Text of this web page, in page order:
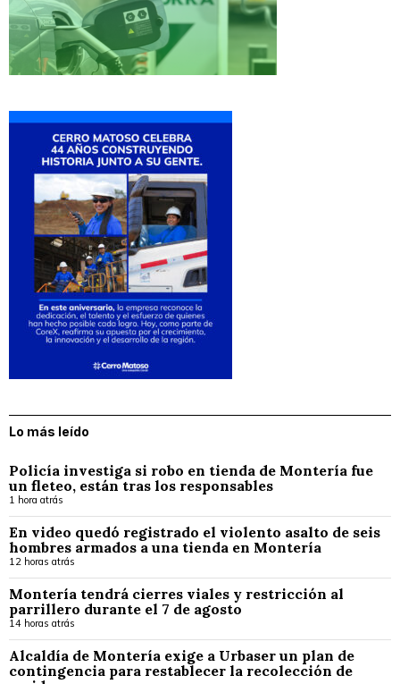
Lo más leído
Policía investiga si robo en tienda de Montería fue
un fleteo, están tras los responsables
1 hora atrás
En video quedó registrado el violento asalto de seis
hombres armados a una tienda en Montería
12 horas atrás
Montería tendrá cierres viales y restricción al
parrillero durante el 7 de agosto
14 horas atrás
Alcaldía de Montería exige a Urbaser un plan de
contingencia para restablecer la recolección de